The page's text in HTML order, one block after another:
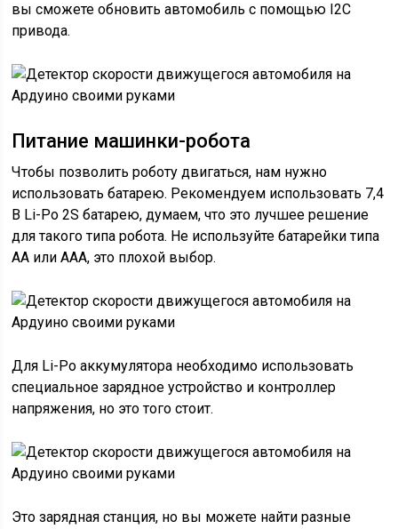
вы сможете обновить автомобиль с помощью I2C
привода.
Питание машинки-робота
Чтобы позволить роботу двигаться, нам нужно
использовать батарею. Рекомендуем использовать 7,4
В Li-Po 2S батарею, думаем, что это лучшее решение
для такого типа робота. Не используйте батарейки типа
АА или ААА, это плохой выбор.
Для Li-Po аккумулятора необходимо использовать
специальное зарядное устройство и контроллер
напряжения, но это того стоит.
Это зарядная станция, но вы можете найти разные